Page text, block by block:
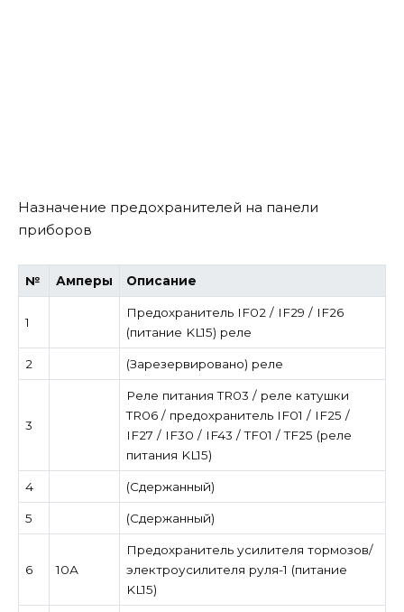
Назначение предохранителей на панели
приборов
№ Амперы Описание
1
Предохранитель IF02 / IF29 ​​/ IF26
(питание KL15) реле
2 (Зарезервировано) реле
3
Реле питания TR03 / реле катушки
TR06 / предохранитель IF01 / IF25 /
IF27 / IF30 / IF43 / TF01 / TF25 (реле
питания KL15)
4 (Сдержанный)
5 (Сдержанный)
6 10А
Предохранитель усилителя тормозов/
электроусилителя руля-1 (питание
KL15)